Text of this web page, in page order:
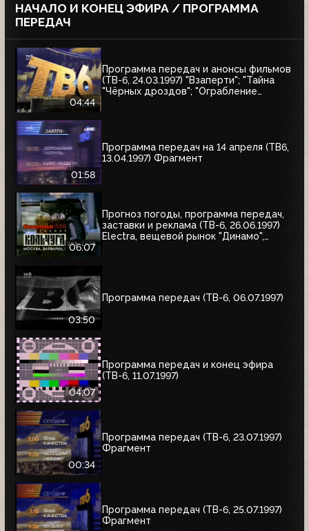
НАЧАЛО И КОНЕЦ ЭФИРА / ПРОГРАММА
ПЕРЕДАЧ
04:44
Программа передач и анонсы фильмов
(ТВ-6, 24.03.1997) "Взаперти"; "Тайна
"Чёрных дроздов"; "Ограбление
01:58
Программа передач на 14 апреля (ТВ6,
13.04.1997) Фрагмент
06:07
Прогноз погоды, программа передач,
заставки и реклама (ТВ-6, 26.06.1997)
Electra, вещевой рынок "Динамо",
03:50
Программа передач (ТВ-6, 06.07.1997)
04:07
Программа передач и конец эфира
(ТВ-6, 11.07.1997)
00:34
Программа передач (ТВ-6, 23.07.1997)
Фрагмент
Программа передач (ТВ-6, 25.07.1997)
Фрагмент